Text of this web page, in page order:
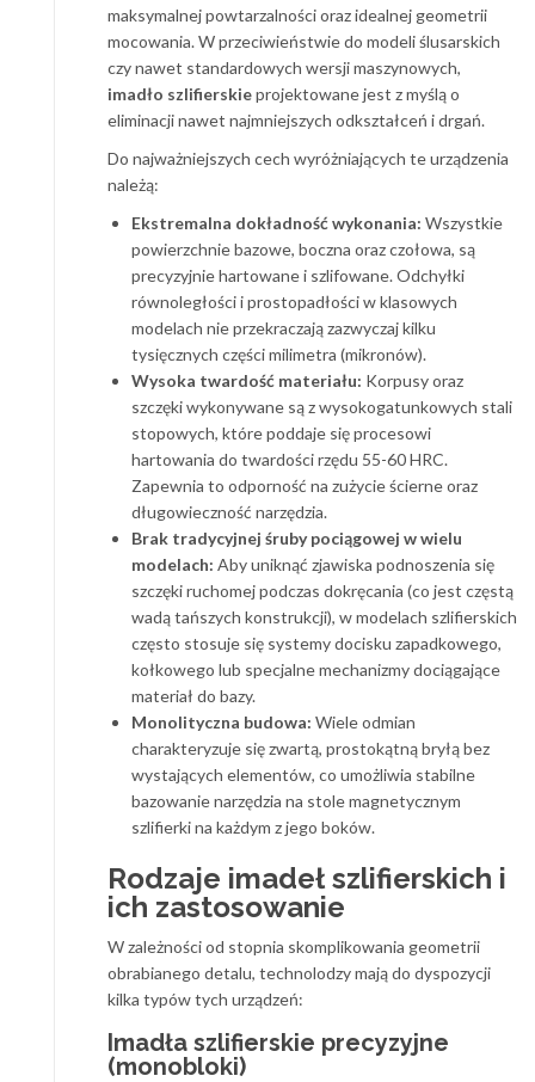
maksymalnej powtarzalności oraz idealnej geometrii
mocowania. W przeciwieństwie do modeli ślusarskich
czy nawet standardowych wersji maszynowych,
imadło szlifierskieprojektowane jest z myślą o
eliminacji nawet najmniejszych odkształceń i drgań.
Do najważniejszych cech wyróżniających te urządzenia
należą:
Ekstremalna dokładność wykonania: Wszystkie
powierzchnie bazowe, boczna oraz czołowa, są
precyzyjnie hartowane i szlifowane. Odchyłki
równoległości i prostopadłości w klasowych
modelach nie przekraczają zazwyczaj kilku
tysięcznych części milimetra (mikronów).
Wysoka twardość materiału: Korpusy oraz
szczęki wykonywane są z wysokogatunkowych stali
stopowych, które poddaje się procesowi
hartowania do twardości rzędu 55-60 HRC.
Zapewnia to odporność na zużycie ścierne oraz
długowieczność narzędzia.
Brak tradycyjnej śruby pociągowej w wielu
modelach: Aby uniknąć zjawiska podnoszenia się
szczęki ruchomej podczas dokręcania (co jest częstą
wadą tańszych konstrukcji), w modelach szlifierskich
często stosuje się systemy docisku zapadkowego,
kołkowego lub specjalne mechanizmy dociągające
materiał do bazy.
Monolityczna budowa: Wiele odmian
charakteryzuje się zwartą, prostokątną bryłą bez
wystających elementów, co umożliwia stabilne
bazowanie narzędzia na stole magnetycznym
szlifierki na każdym z jego boków.
Rodzaje imadeł szlifierskich i
ich zastosowanie
W zależności od stopnia skomplikowania geometrii
obrabianego detalu, technolodzy mają do dyspozycji
kilka typów tych urządzeń:
Imadła szlifierskie precyzyjne
(monobloki)